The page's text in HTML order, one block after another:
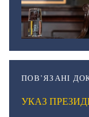
ПОВ’ЯЗАНІ
УКАЗ